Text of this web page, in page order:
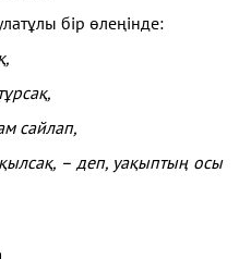
бір өлеңінде:
сайлап,
, – деп, уақыптың осы